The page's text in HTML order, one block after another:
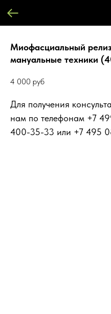
Миофасциальный
мануальные техники
4 000 руб
Для получения
нам по телефонам +7
400-35-33 или +7 495